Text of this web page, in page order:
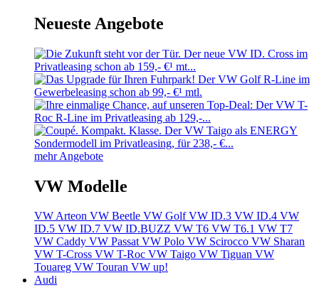
Neueste Angebote
mehr Angebote
VW Modelle
VW Arteon VW Beetle VW GolfVW ID.3 VW ID.4 VW
ID.5 VW ID.7 VW ID.BUZZ VW T6 VW T6.1 VW T7
VW Caddy VW PassatVW Polo VW Scirocco VW Sharan
VW T-Cross VW T-Roc VW Taigo VW Tiguan VW
Touareg VW Touran VW up!
Audi